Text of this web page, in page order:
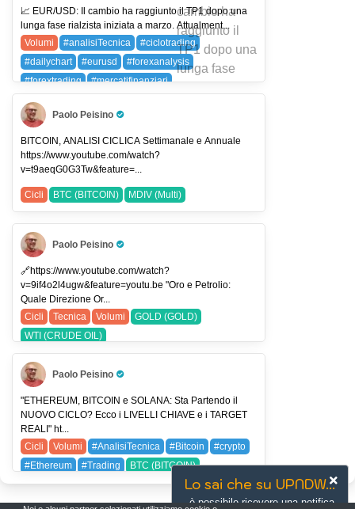
📈 EUR/USD: Il cambio ha raggiunto il TP1 dopo una
lunga fase rialzista iniziata a marzo. Attualment...
Volumi
#analisiTecnica
#ciclotrading
#dailychart
#eurusd
#forexanalysis
#forextrading
#mercatifinanziari
#traderlife
#tradingitalia
#tradingview
#usdjpy
EURUSD (EUR/USD)
USDJPY (USDJPY)
Paolo Peisino
Pro Trader
BITCOIN, ANALISI CICLICA Settimanale e Annuale
https://www.youtube.com/watch?
v=t9aeqG0G3Tw&feature=...
Cicli BTC (BITCOIN) MDIV (Multi)
Paolo Peisino
Pro Trader
🔗https://www.youtube.com/watch?
v=9if4o2l4ugw&feature=youtu.be "Oro e Petrolio:
Quale Direzione Or...
Cicli
Tecnica Volumi
GOLD (GOLD)
WTI (CRUDE OIL)
Paolo Peisino
Pro Trader
"ETHEREUM, BITCOIN e SOLANA: Sta Partendo il
NUOVO CICLO? Ecco i LIVELLI CHIAVE e i TARGET
REALI" ht...
Cicli
Volumi #AnalisiTecnica #Bitcoin
#crypto
#Ethereum
#Trading
BTC (BITCOIN)
ETH (ETHEREUM)
SLGL (Sol)
SOL (SOLANA)
SOL (Sol SpA)
Lo sai che su UPNDW...
è possibile ricevere una notifica